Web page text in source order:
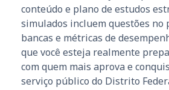
conteúdo e plano de estudos
simulados incluem questões no
bancas e métricas de
que você esteja realmente
com quem mais aprova e
serviço público do Distrito